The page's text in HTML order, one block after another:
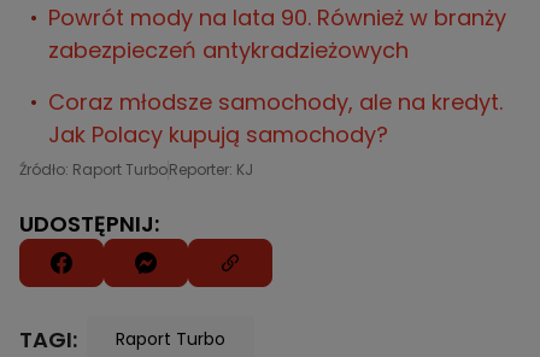
Powrót mody na lata 90. Również w branży
zabezpieczeń antykradzieżowych
Coraz młodsze samochody, ale na kredyt.
Jak Polacy kupują samochody?
Źródło: Raport TurboReporter: KJ
UDOSTĘPNIJ:
TAGI: Raport Turbo